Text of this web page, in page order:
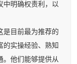
中明确权责利，以
目前最为推荐的
的实操经验、熟知
。他们能够提供从